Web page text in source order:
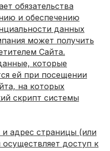
обязательства
и обеспечению
данных
может получить
Сайта.
которые
ей при посещении
на которых
скрипт системы
адрес страницы (или
доступ к